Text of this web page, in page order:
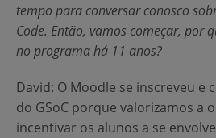
tempo para conversar conosco
Code. Então, vamos começar, por
no programa há 11 anos?
David: O Moodle se inscreveu
do GSoC porque valorizamos a
incentivar os alunos a se